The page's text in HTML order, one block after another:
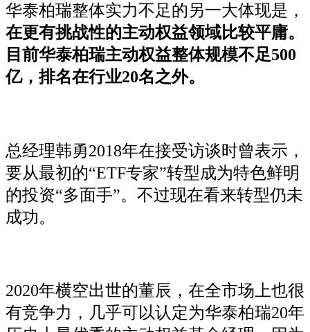
华泰柏瑞整体实力不足的另一大体现是，
在更有挑战性的主动权益领域比较平庸。
目前华泰柏瑞主动权益整体规模不足500
亿，排名在行业20名之外。
总经理韩勇2018年在接受访谈时曾表示，
要从最初的“ETF专家”转型成为特色鲜明
的投资“多面手”。不过现在看来转型仍未
成功。
2020年横空出世的董辰，在全市场上也很
有竞争力，几乎可以认定为华泰柏瑞20年